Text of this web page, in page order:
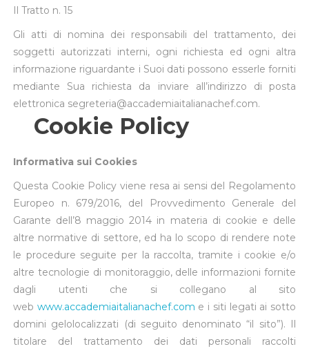
Il Tratto n. 15
Gli atti di nomina dei responsabili del trattamento, dei
soggetti autorizzati interni, ogni richiesta ed ogni altra
informazione riguardante i Suoi dati possono esserle forniti
mediante Sua richiesta da inviare all’indirizzo di posta
elettronica segreteria@accademiaitalianachef.com.
Cookie Policy
Informativa sui Cookies
Questa Cookie Policy viene resa ai sensi del Regolamento
Europeo n. 679/2016, del Provvedimento Generale del
Garante dell’8 maggio 2014 in materia di cookie e delle
altre normative di settore, ed ha lo scopo di rendere note
le procedure seguite per la raccolta, tramite i cookie e/o
altre tecnologie di monitoraggio, delle informazioni fornite
dagli utenti che si collegano al sito
web www.accademiaitalianachef.com e i siti legati ai sotto
domini gelolocalizzati (di seguito denominato “il sito”). Il
titolare del trattamento dei dati personali raccolti